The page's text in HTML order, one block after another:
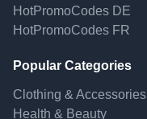
HotPromoCodes DE
HotPromoCodes FR
Popular Categories
Clothing & Accessories
Health & Beauty